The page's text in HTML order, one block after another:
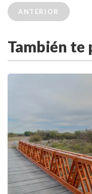
ANTERIOR
También te